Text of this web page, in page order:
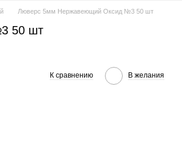
Люверс 5мм Нержавеющий Оксид №3 50 шт
50 шт
К сравнению В желания